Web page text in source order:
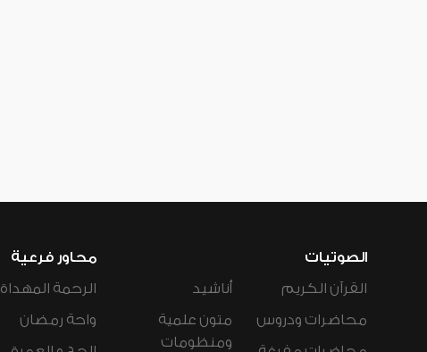
الصوتيات
القرآن الكريم
محاضرات ودروس
أناشيد
متون علمية
ومنظومات
محاور فرعية
الرحمة المهداة
واحة رمضان